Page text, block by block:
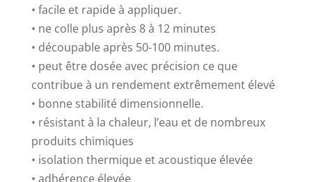
• facile et rapide à appliquer.
• ne colle plus après 8 à 12 minutes
• découpable après 50-100 minutes.
• peut être dosée avec précision ce que
contribue à un rendement extrêmement élevé
• bonne stabilité dimensionnelle.
• résistant à la chaleur, l’eau et de nombreux
produits chimiques
• isolation thermique et acoustique élevée
• adhérence élevée